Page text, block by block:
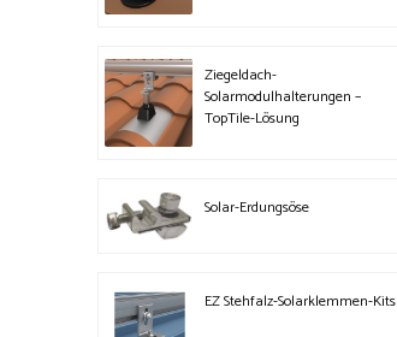
Ziegeldach-
Solarmodulhalterungen –
TopTile-Lösung
Solar-Erdungsöse
EZ Stehfalz-Solarklemmen-Kits